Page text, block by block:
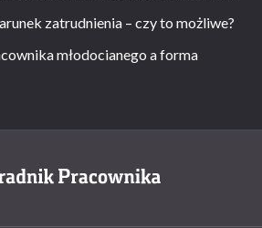
zatrudnienia – czy to możliwe?
młodocianego a forma